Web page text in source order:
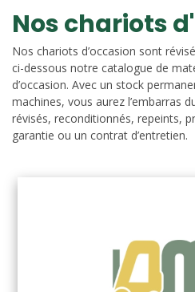
Nos chariots
Nos chariots d’occasion sont
ci-dessous notre catalogue de
d’occasion. Avec un stock
machines, vous aurez l’embarras
révisés, reconditionnés, repeints,
garantie ou un contrat d’entretien.